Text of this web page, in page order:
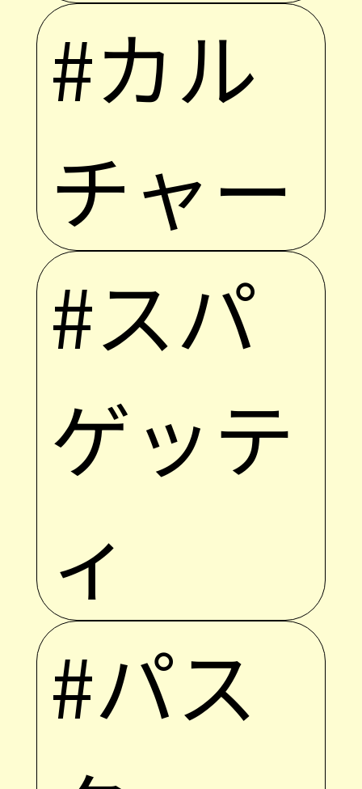
#カル
チャー
#スパ
ゲッテ
ィ
#パス